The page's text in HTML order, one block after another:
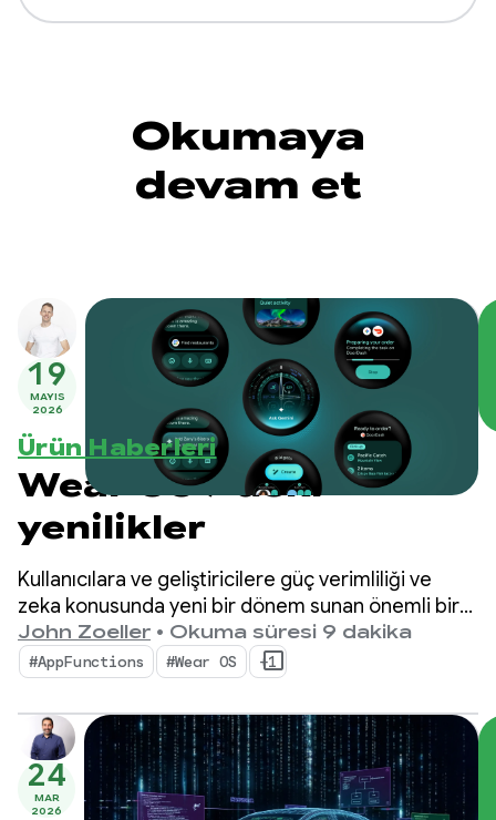
Okumaya
devam et
19
MAYIS
2026
Ürün Haberleri
Wear OS 7'deki
yenilikler
Kullanıcılara ve geliştiricilere güç verimliliği ve
zeka konusunda yeni bir dönem sunan önemli bir
güncelleme olan Wear OS 7'yi kullanıma
sunmaktan heyecan duyuyoruz.
John Zoeller • Okuma süresi 9 dakika
#AppFunctions #Wear OS +1
24
MAR
2026